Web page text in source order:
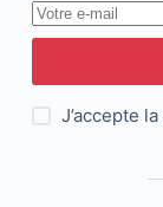
J’accepte la